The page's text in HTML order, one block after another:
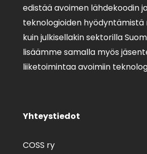
edistää avoimen lähdekoodin
teknologioiden hyödyntämistä
kuin julkisellakin sektorilla
lisäämme samalla myös
liiketoimintaa avoimiin
Yhteystiedot
COSS ry